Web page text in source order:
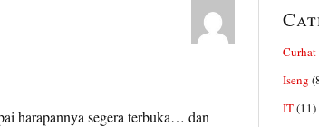
harapannya segera terbuka… dan
Curhat
Iseng
IT(11)